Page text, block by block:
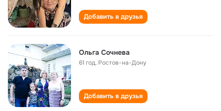
Добавить в друзья
Ольга Сочнева
61 год, Ростов-на-Дону
Добавить в друзья